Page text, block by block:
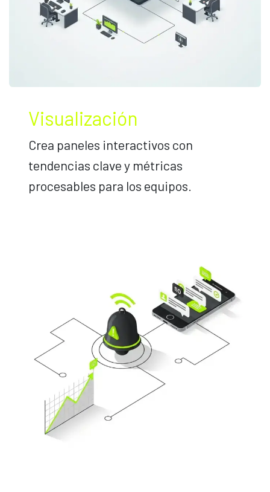
Visualización
Crea paneles interactivos con
tendencias clave y métricas
procesables para los equipos.